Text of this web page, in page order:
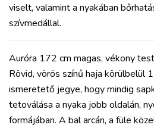
viselt, valamint a nyakában
szívmedállal.
Auróra 172 cm magas, vékony
Rövid, vörös színű haja körülbelül
ismeretető jegye, hogy mindig
tetoválása a nyaka jobb oldalán,
formájában. A bal arcán, a füle